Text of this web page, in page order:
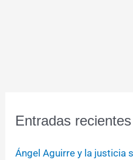
Entradas recientes
Ángel Aguirre y la justicia